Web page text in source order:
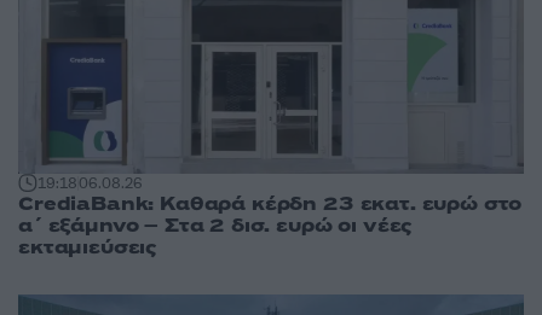
19:1806.08.26
CrediaBank: Καθαρά κέρδη 23 εκατ. ευρώ στο
α΄ εξάμηνο – Στα 2 δισ. ευρώ οι νέες
εκταμιεύσεις